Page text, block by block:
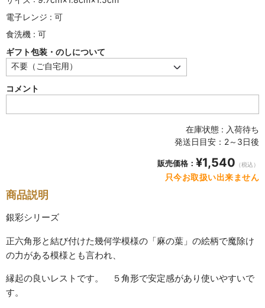
いちごシリーズ
STRAWBERRY
錆ネズシリーズ
蔦小花シリーズ
ペンダントルーペ
MAGNIFIER
カテゴリ別
BY CATEGORY
電子レンジ : 可
食洗機 : 可
ギフト包装・のしについて
コメント
在庫状態 : 入荷待ち
発送日目安：2～3日後
販売価格： ¥1,540 （税込）
只今お取扱い出来ません
商品説明
銀彩シリーズ
正六角形と結び付けた幾何学模様の「麻の葉」の絵柄で魔除け
の力がある模様とも言われ、
縁起の良いレストです。 ５角形で安定感があり使いやすいで
す。